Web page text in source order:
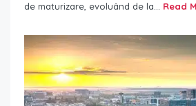
de maturizare, evoluând de la... Read